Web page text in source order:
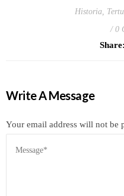
Historia
0
Share:
Write A Message
Your email address will not be